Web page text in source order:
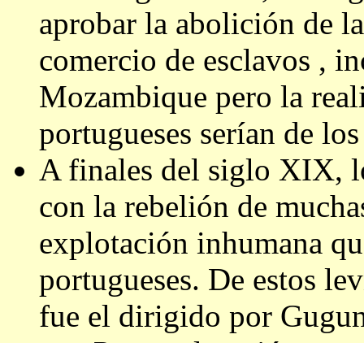
aprobar la abolición de
comercio de esclavos ,
Mozambique pero la
portugueses serían de
A finales del siglo XIX,
con la rebelión de
explotación inhumana
portugueses. De estos
fue el dirigido por